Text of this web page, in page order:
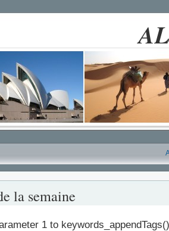
la semaine
1 to